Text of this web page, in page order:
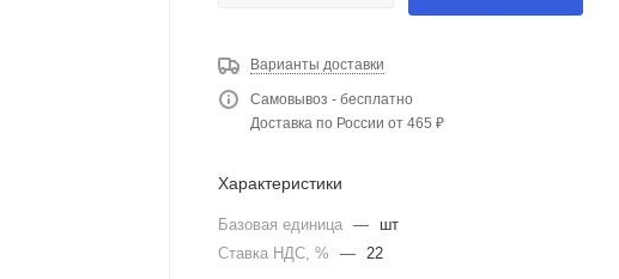
Варианты доставки
Самовывоз - бесплатно
Доставка по России от 465 ₽
Характеристики
Базовая единица —
шт
Ставка НДС, %
— 22